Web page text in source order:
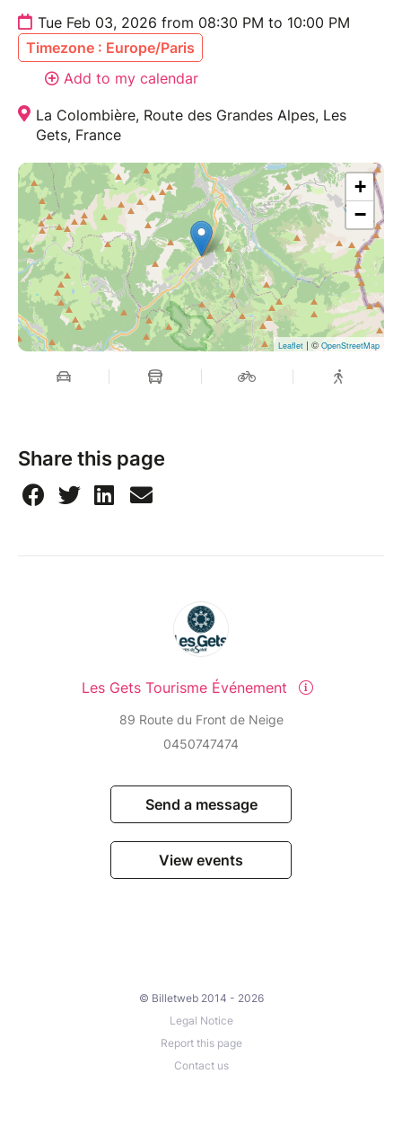
Tue Feb 03, 2026 from 08:30 PM to 10:00 PM
Timezone : Europe/Paris
Add to my calendar
La Colombière, Route des Grandes Alpes, Les
Gets, France
+
−
Leaflet | © OpenStreetMap
Share this page
Les Gets Tourisme Événement
89 Route du Front de Neige
0450747474
Send a message
View events
© Billetweb 2014 - 2026
Legal Notice
Report this page
Contact us